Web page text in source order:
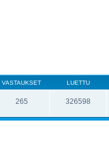
VASTAUKSET LUETTU
265 326598